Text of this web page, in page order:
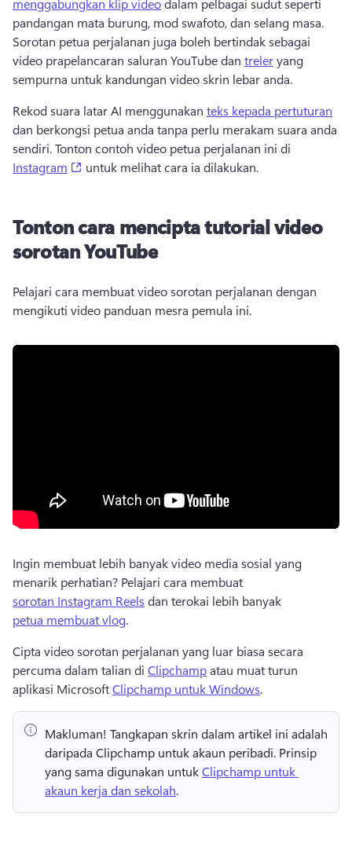
Sorotan petua perjalanan juga boleh bertindak sebagai
video prapelancaran saluran YouTube dan treler yang
sempurna untuk kandungan video skrin lebar anda.
Rekod suara latar AI menggunakan teks kepada pertuturan
dan berkongsi petua anda tanpa perlu merakam suara anda
sendiri. Tonton contoh video petua perjalanan ini di
Instagram
(opens in a new tab)
untuk melihat cara ia dilakukan.
Tonton cara mencipta tutorial video
sorotan YouTube
Pelajari cara membuat video sorotan perjalanan dengan
mengikuti video panduan mesra pemula ini.
Ingin membuat lebih banyak video media sosial yang
menarik perhatian? Pelajari cara membuat
sorotan Instagram Reels dan terokai lebih banyak
petua membuat vlog.
Cipta video sorotan perjalanan yang luar biasa secara
percuma dalam talian di Clipchamp atau muat turun
aplikasi Microsoft Clipchamp untuk Windows.
Makluman! Tangkapan skrin dalam artikel ini adalah
daripada Clipchamp untuk akaun peribadi. Prinsip
yang sama digunakan untuk Clipchamp untuk
akaun kerja dan sekolah.